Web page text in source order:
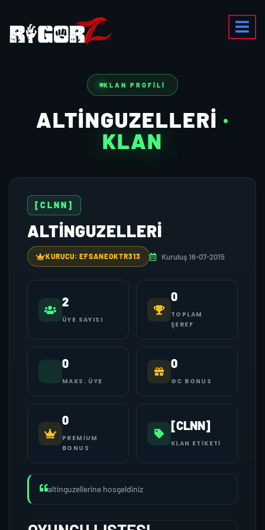
KLAN PROFILI
ALTINGUZELLERI ·
KLAN
[CLNN]
ALTINGUZELLERI
KURUCU: EFSANEOKTR313 Kuruluş 16-07-2015
2
ÜYE SAYISI
0
TOPLAM
ŞEREF
0
MAKS. ÜYE
0
GC BONUS
0
PREMIUM
BONUS
[CLNN]
KLAN ETIKETI
altinguzellerine hosgeldiniz